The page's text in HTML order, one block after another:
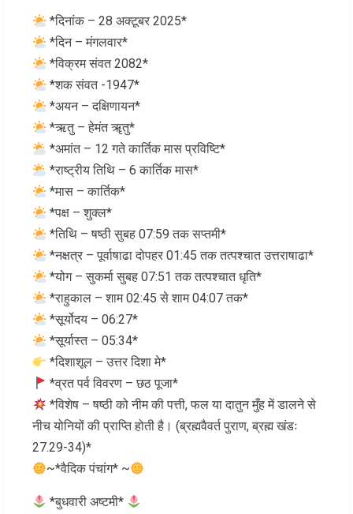
*दिनांक – 28 अक्टूबर 2025*
*दिन – मंगलवार*
*विक्रम संवत 2082*
*शक संवत -1947*
*अयन – दक्षिणायन*
*ऋतु – हेमंत ॠतु*
*अमांत – 12 गते कार्तिक मास प्रविष्टि*
*राष्ट्रीय तिथि – 6 कार्तिक मास*
*मास – कार्तिक*
*पक्ष – शुक्ल*
*तिथि – षष्ठी सुबह 07:59 तक सप्तमी*
*नक्षत्र – पूर्वाषाढा दोपहर 01:45 तक तत्पश्चात उत्तराषाढा*
*योग – सुकर्मा सुबह 07:51 तक तत्पश्चात धृति*
*राहुकाल – शाम 02:45 से शाम 04:07 तक*
*सूर्योदय – 06:27*
*सूर्यास्त – 05:34*
*दिशाशूल – उत्तर दिशा मे*
*व्रत पर्व विवरण – छठ पूजा*
*विशेष – षष्ठी को नीम की पत्ती, फल या दातुन मुँह में डालने से
नीच योनियों की प्राप्ति होती है। (ब्रह्मवैवर्त पुराण, ब्रह्म खंडः
27.29-34)*
~*वैदिक पंचांग* ~
*बुधवारी अष्टमी*